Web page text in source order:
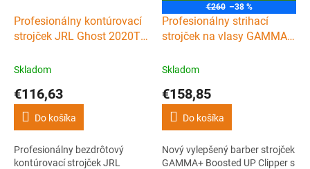
Profesionálny kontúrovací
strojček JRL Ghost 2020T-
Skladom
€116,63
Do košíka
Profesionálny bezdrôtový
kontúrovací strojček JRL
A
D
A
R
M
€260 –38 %
Profesionálny strihací
strojček na vlasy GAMMA
Skladom
€158,85
Do košíka
Nový vylepšený barber strojček
GAMMA+ Boosted UP Clipper s